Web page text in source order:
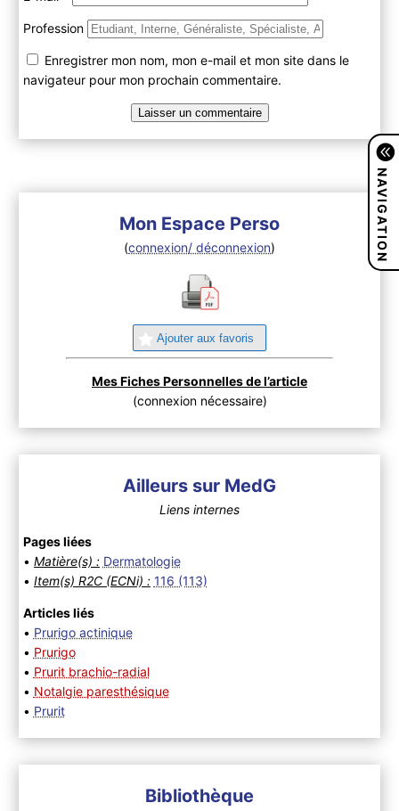
Profession
Enregistrer mon nom, mon e-mail et mon site dans le
navigateur pour mon prochain commentaire.
Mon Espace Perso
(connexion/ déconnexion)
Ajouter aux favoris
Mes Fiches Personnelles de l’article
(connexion nécessaire)
Ailleurs sur MedG
Liens internes
Pages liées
• Matière(s) : Dermatologie
• Item(s) R2C (ECNi) : 116 (113)
Articles liés
• Prurigo actinique
• Prurigo
• Prurit brachio-radial
• Notalgie paresthésique
• Prurit
Bibliothèque
NAVIGATION